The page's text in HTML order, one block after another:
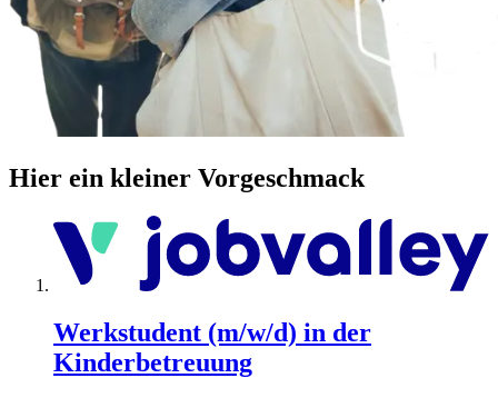
Hier ein kleiner Vorgeschmack
Werkstudent (m/w/d) in der
Kinderbetreuung